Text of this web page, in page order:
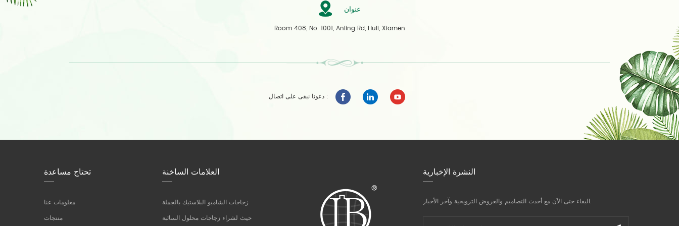
عنوان
Room 408, No. 1001, Anling Rd, Huli, Xiamen
دعونا نبقى على اتصال :
تحتاج مساعدة
معلومات عنا
منتجات
العلامات الساخنة
زجاجات الشامبو البلاستيك بالجملة
حيث لشراء زجاجات محلول السائبة
النشرة الإخبارية
البقاء حتى الآن مع أحدث التصاميم والعروض الترويجية وآخر الأخبار.